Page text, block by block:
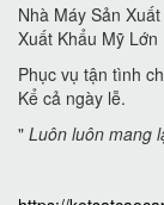
Nhà Máy Sản
Xuất Khẩu Mỹ Lớn
Phục vụ tận tình
Kể cả ngày lễ.
" Luôn luôn mang